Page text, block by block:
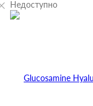
Недоступно